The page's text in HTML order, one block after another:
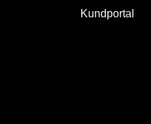
för översättningarKundportal